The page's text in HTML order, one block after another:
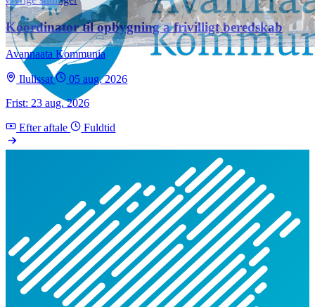
Koordinator til opbygning a frivilligt beredskab
Avannaata Kommunia
Ilulissat
05 aug. 2026
Frist: 23 aug. 2026
Efter aftale Fuldtid